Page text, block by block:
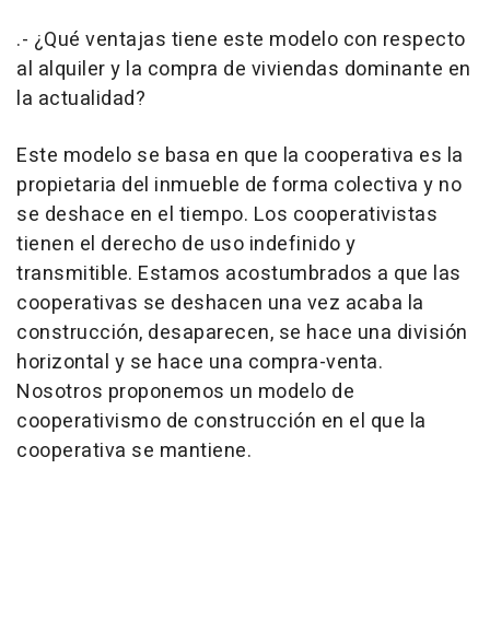
.- ¿Qué ventajas tiene este modelo con respecto
al alquiler y la compra de viviendas dominante en
la actualidad?
Este modelo se basa en que la cooperativa es la
propietaria del inmueble de forma colectiva y no
se deshace en el tiempo. Los cooperativistas
tienen el derecho de uso indefinido y
transmitible. Estamos acostumbrados a que las
cooperativas se deshacen una vez acaba la
construcción, desaparecen, se hace una división
horizontal y se hace una compra-venta.
Nosotros proponemos un modelo de
cooperativismo de construcción en el que la
cooperativa se mantiene.